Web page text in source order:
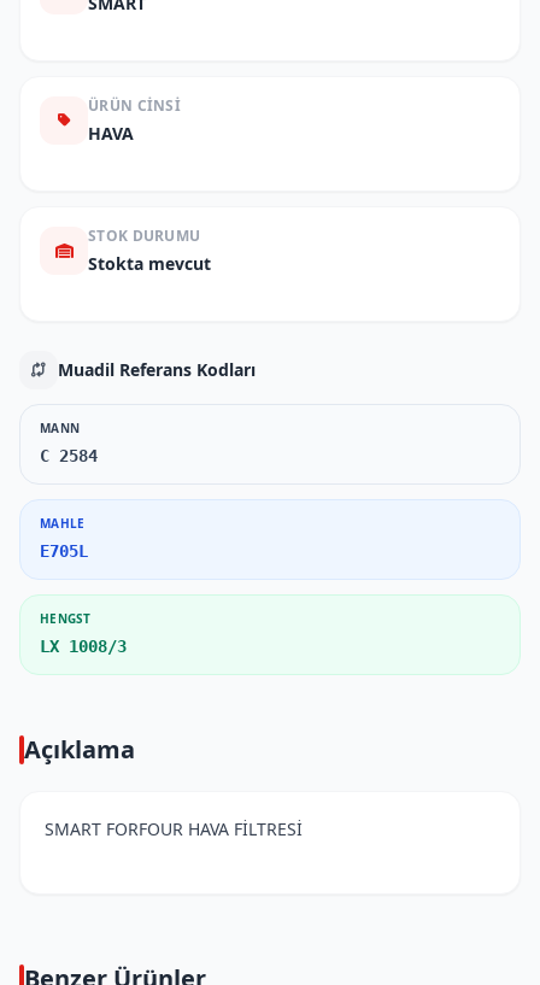
ÜRÜN CINSI
HAVA
STOK DURUMU
Stokta mevcut
Muadil Referans Kodları
MANN
C 2584
MAHLE
E705L
HENGST
LX 1008/3
Açıklama
SMART FORFOUR HAVA FİLTRESİ
Benzer Ürünler